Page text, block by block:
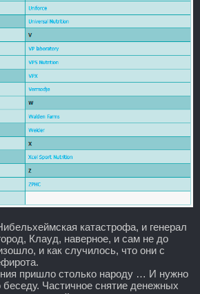
катастрофа, и генерал
Клауд, наверное, и сам не до
и как случилось, что они с
пришло столько народу … И нужно
Частичное снятие денежных